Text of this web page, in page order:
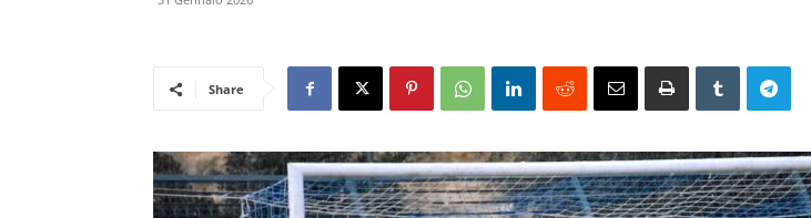
Share